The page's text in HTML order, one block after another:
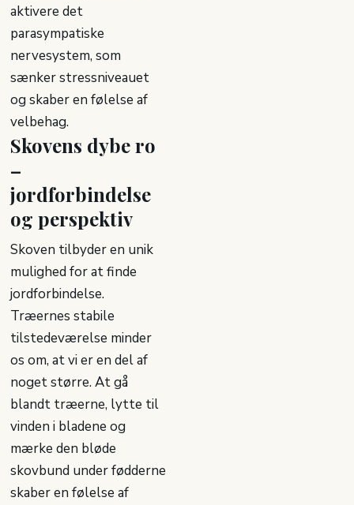
aktivere det
parasympatiske
nervesystem, som
sænker stressniveauet
og skaber en følelse af
velbehag.
Skovens dybe ro
–
jordforbindelse
og perspektiv
Skoven tilbyder en unik
mulighed for at finde
jordforbindelse.
Træernes stabile
tilstedeværelse minder
os om, at vi er en del af
noget større. At gå
blandt træerne, lytte til
vinden i bladene og
mærke den bløde
skovbund under fødderne
skaber en følelse af